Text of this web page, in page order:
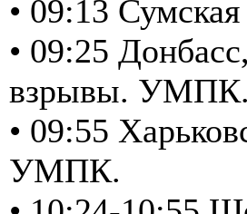
• 09:13
• 09:25
взрывы. УМПК.
• 09:55
УМПК.